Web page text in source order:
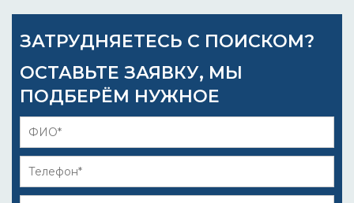
ЗАТРУДНЯЕТЕСЬ С ПОИСКОМ?
ОСТАВЬТЕ ЗАЯВКУ, МЫ
ПОДБЕРЁМ НУЖНОЕ